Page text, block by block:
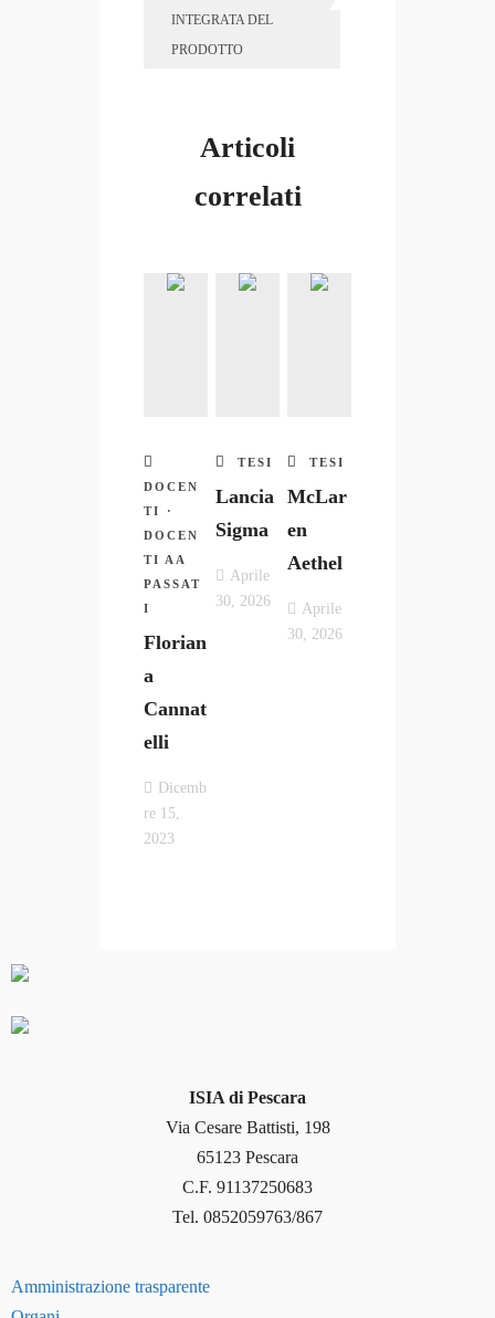
INTEGRATA DEL
PRODOTTO
Articoli
correlati
DOCEN
TI
·
DOCEN
TI AA
PASSAT
I
Florian
a
Cannat
elli
Dicemb
re 15,
2023
TESI
Lancia
Sigma
Aprile
30, 2026
TESI
McLar
en
Aethel
Aprile
30, 2026
ISIA di Pescara
Via Cesare Battisti, 198
65123 Pescara
C.F. 91137250683
Tel. 0852059763/867
Amministrazione trasparente